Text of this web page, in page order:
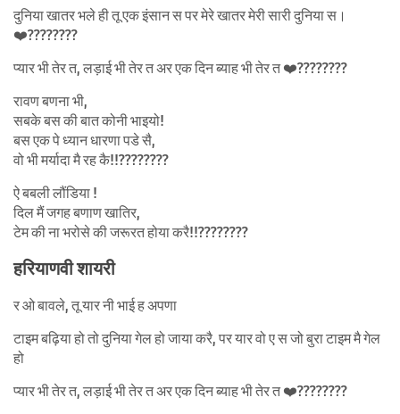
दुनिया खातर भले ही तू एक इंसान स पर मेरे खातर मेरी सारी दुनिया स।
❤️????????
प्यार भी तेर त, लड़ाई भी तेर त अर एक दिन ब्याह भी तेर त ❤️????????
रावण बणना भी,
सबके बस की बात कोनी भाइयो!
बस एक पे ध्यान धारणा पडे सै,
वो भी मर्यादा मै रह कै!!????????
ऐ बबली लौंडिया !
दिल मैं जगह बणाण खातिर,
टेम की ना भरोसे की जरूरत होया करै!!????????
हरियाणवी शायरी
र ओ बावले, तू यार नी भाई ह अपणा
टाइम बढ़िया हो तो दुनिया गेल हो जाया करै, पर यार वो ए स जो बुरा टाइम मै गेल
हो
प्यार भी तेर त, लड़ाई भी तेर त अर एक दिन ब्याह भी तेर त ❤️????????